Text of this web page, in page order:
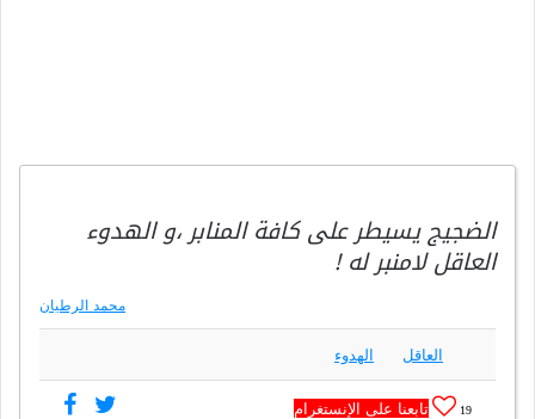
الضجيج يسيطر على كافة المنابر ،و الهدوء
العاقل لامنبر له !
محمد الرطيان
العاقل الهدوء
19 تابعنا على الإنستغرام